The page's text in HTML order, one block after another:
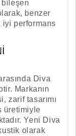
benzer
iyi performans
Diva
Markanın
zarif tasarımı
üretimiyle
Yeni Diva
olarak